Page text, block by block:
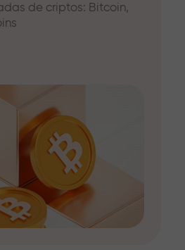
de criptos: Bitcoin,